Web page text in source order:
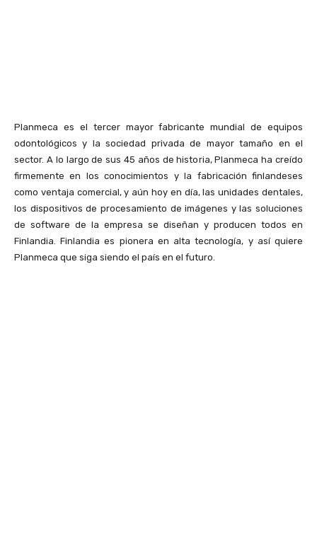
Planmeca es el tercer mayor fabricante mundial de equipos
odontológicos y la sociedad privada de mayor tamaño en el
sector. A lo largo de sus 45 años de historia, Planmeca ha creído
firmemente en los conocimientos y la fabricación finlandeses
como ventaja comercial, y aún hoy en día, las unidades dentales,
los dispositivos de procesamiento de imágenes y las soluciones
de software de la empresa se diseñan y producen todos en
Finlandia. Finlandia es pionera en alta tecnología, y así quiere
Planmeca que siga siendo el país en el futuro.